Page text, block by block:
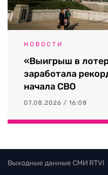
НОВОСТИ
«Выигрыш в
заработала
начала СВО
07.08.2026 / 16:08
Выходные данные СМИ RTVI